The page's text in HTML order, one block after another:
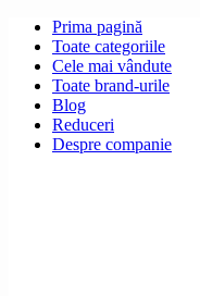
Prima pagină
Toate categoriile
Cele mai vândute
Toate brand-urile
Blog
Reduceri
Despre companie